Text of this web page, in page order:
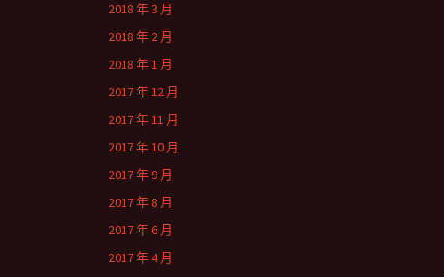
2018 年 3 月
2018 年 2 月
2018 年 1 月
2017 年 12 月
2017 年 11 月
2017 年 10 月
2017 年 9 月
2017 年 8 月
2017 年 6 月
2017 年 4 月